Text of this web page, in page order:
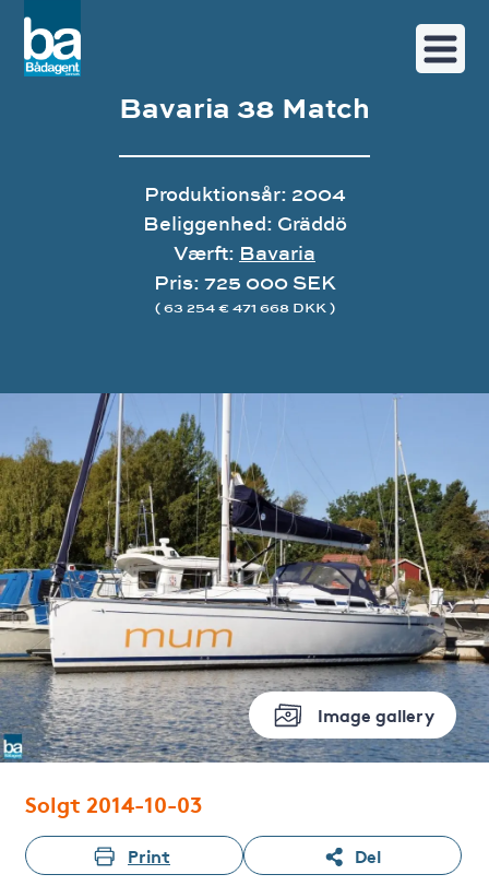
Image gallery
Bavaria 38 Match
Produktionsår: 2004
Beliggenhed: Gräddö
Værft: Bavaria
Pris: 725 000 SEK
( 63 254 € 471 668 DKK )
Solgt 2014-10-03
Print Del